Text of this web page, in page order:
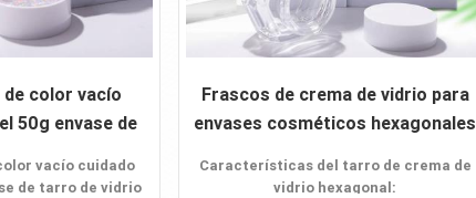
de color vacío
50g envase de
vacío cuidado
de tarro de vidrio
Frascos de crema de vidrio para
envases cosméticos hexagonales
Características del tarro de crema de
vidrio hexagonal: